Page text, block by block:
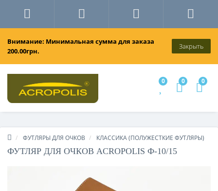
Внимание: Минимальная сумма для заказа
200.00грн.
Закрыть
0 0 0
ФУТЛЯРЫ ДЛЯ ОЧКОВ КЛАССИКА (ПОЛУЖЕСТКИЕ ФУТЛЯРЫ)
ФУТЛЯР ДЛЯ ОЧКОВ ACROPOLIS Ф-10/15